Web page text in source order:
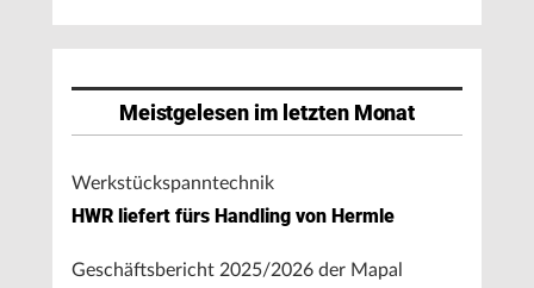
Meistgelesen im letzten Monat
Werkstückspanntechnik
HWR liefert fürs Handling von Hermle
Geschäftsbericht 2025/2026 der Mapal